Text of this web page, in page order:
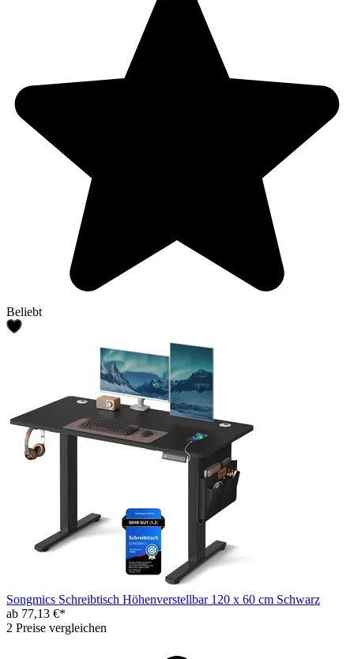
Beliebt
Songmics Schreibtisch Höhenverstellbar 120 x 60 cm Schwarz
ab 77,13 €*
2 Preise vergleichen